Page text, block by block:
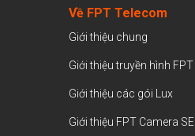
Về FPT Telecom
Giới thiệu chung
Giới thiệu truyền hình FPT
Giới thiệu các gói Lux
Giới thiệu FPT Camera SE